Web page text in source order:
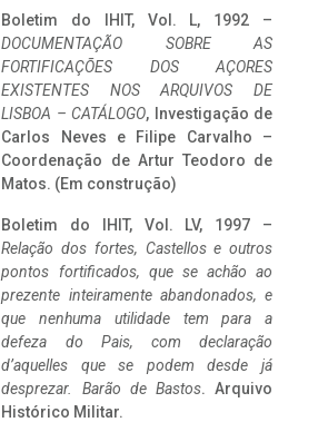
Boletim do IHIT, Vol. L, 1992 –
DOCUMENTAÇÃO SOBRE AS
FORTIFICAÇÕES DOS AÇORES
EXISTENTES NOS ARQUIVOS DE
LISBOA – CATÁLOGO, Investigação de
Carlos Neves e Filipe Carvalho –
Coordenação de Artur Teodoro de
Matos. (Em construção)
Boletim do IHIT, Vol. LV, 1997 –
Relação dos fortes, Castellos e outros
pontos fortificados, que se achão ao
prezente inteiramente abandonados, e
que nenhuma utilidade tem para a
defeza do Pais, com declaração
d’aquelles que se podem desde já
desprezar. Barão de Bastos. Arquivo
Histórico Militar.